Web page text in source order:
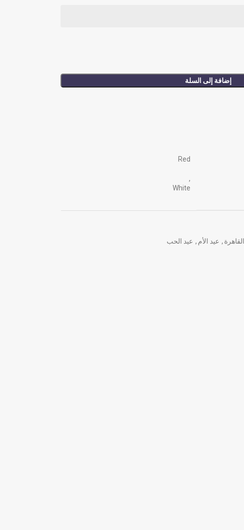
إضافة إلى السلة
Red
,
White
القاهرة , عيد الأم , عيد الحب